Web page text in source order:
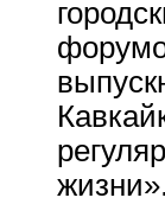
жизни».